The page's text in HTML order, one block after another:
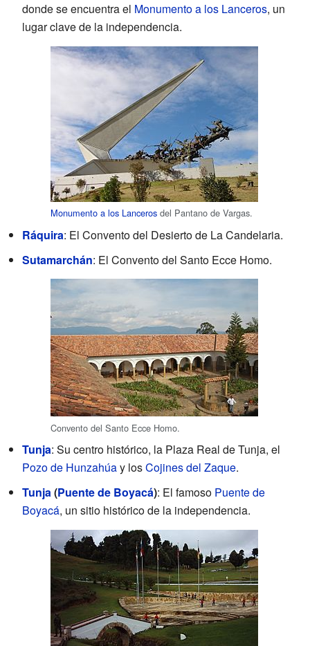
donde se encuentra el Monumento a los Lanceros, un
lugar clave de la independencia.
Monumento a los Lanceros del Pantano de Vargas.
Ráquira: El Convento del Desierto de La Candelaria.
Sutamarchán: El Convento del Santo Ecce Homo.
Convento del Santo Ecce Homo.
Tunja: Su centro histórico, la Plaza Real de Tunja, el
Pozo de Hunzahúay losCojines del Zaque.
Tunja(Puente de Boyacá): El famoso Puente de
Boyacá, un sitio histórico de la independencia.